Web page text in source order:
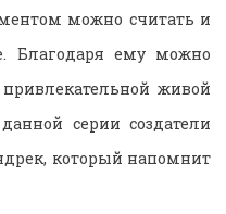
можно считать и
Благодаря ему можно
живой
серии создатели
который напомнит